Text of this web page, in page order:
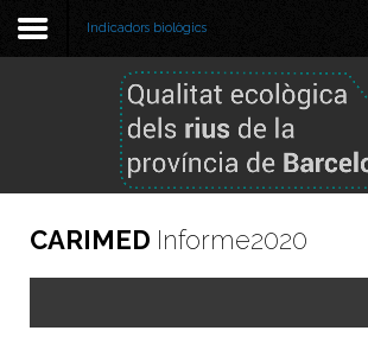
Benvinguda
Metodologia
Informe 2025
Informe 2024
Informes anteriors
Indicadors biològics
CARIMED Informe2020